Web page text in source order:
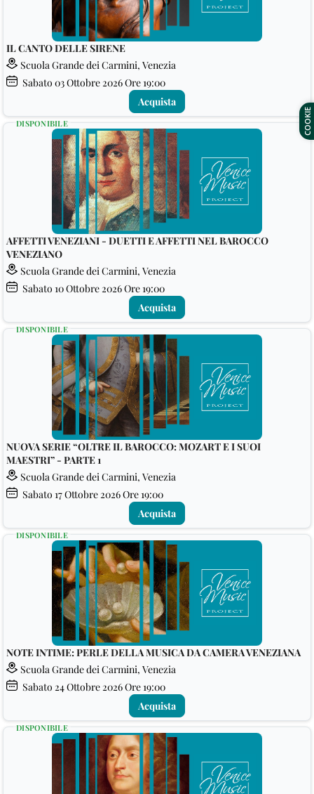
IL CANTO DELLE SIRENE
Scuola Grande dei Carmini, Venezia
Sabato 03Ottobre 2026Ore 19:00
Acquista
AFFETTI VENEZIANI - DUETTI E AFFETTI NEL BAROCCO
VENEZIANO
Scuola Grande dei Carmini, Venezia
Sabato 10Ottobre 2026Ore 19:00
DISPONIBILE
Acquista
NUOVA SERIE “OLTRE IL BAROCCO: MOZART E I SUOI
MAESTRI” - PARTE 1
Scuola Grande dei Carmini, Venezia
Sabato 17Ottobre 2026Ore 19:00
DISPONIBILE
Acquista
NOTE INTIME: PERLE DELLA MUSICA DA CAMERA VENEZIANA
Scuola Grande dei Carmini, Venezia
Sabato 24Ottobre 2026Ore 19:00
DISPONIBILE
Acquista
DISPONIBILE
COOKIE